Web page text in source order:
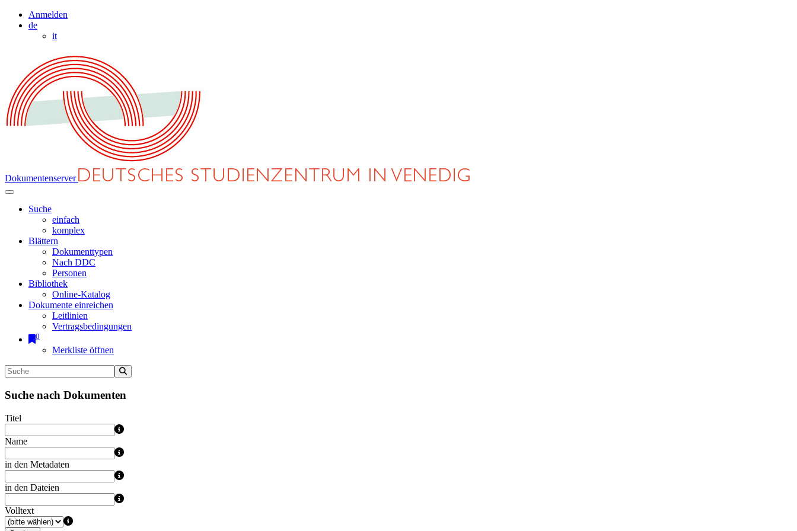
Anmelden
de
it
Dokumentenserver
Suche
einfach
komplex
Blättern
Dokumenttypen
Nach DDC
Personen
Bibliothek
Online-Katalog
Dokumente einreichen
Leitlinien
Vertragsbedingungen
0
Merkliste öffnen
Suche nach Dokumenten
Titel
Name
in den Metadaten
in den Dateien
Volltext